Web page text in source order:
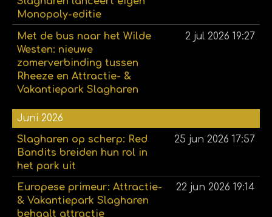
Monopoly-editie
Met de bus naar het Wilde
Westen: nieuwe
zomerverbinding tussen
Rheeze en Attractie- &
Vakantiepark Slagharen
2 jul 2026 19:27
Juni 2026
Slagharen op scherp: Red
Bandits breiden hun rol in
het park uit
25 jun 2026 17:57
Europese primeur: Attractie-
& Vakantiepark Slagharen
behaalt attractie
22 jun 2026 19:14